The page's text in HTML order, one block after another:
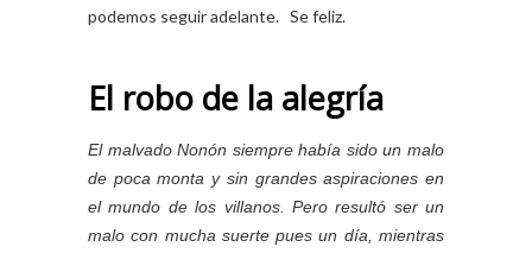
podemos seguir adelante. Se feliz.
El robo de la alegría
El malvado Nonón siempre había sido un malo
de poca monta y sin grandes aspiraciones en
el mundo de los villanos. Pero resultó ser un
malo con mucha suerte pues un día, mientras